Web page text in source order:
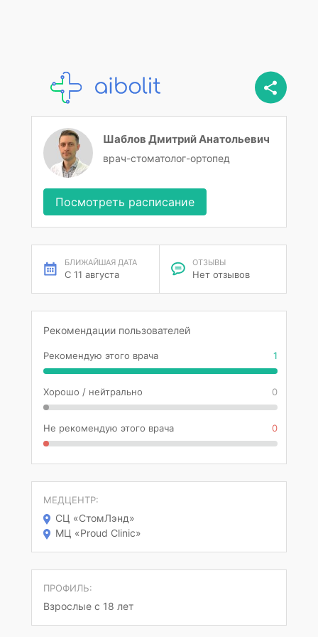
Шаблов Дмитрий Анатольевич
врач-стоматолог-ортопед
Посмотреть расписание
БЛИЖАЙШАЯ ДАТА
С 11 августа
ОТЗЫВЫ
Нет отзывов
Рекомендации пользователей
Рекомендую этого врача 1
Хорошо / нейтрально 0
Не рекомендую этого врача 0
МЕДЦЕНТР:
СЦ «СтомЛэнд»
МЦ «Proud Clinic»
ПРОФИЛЬ:
Взрослые с 18 лет